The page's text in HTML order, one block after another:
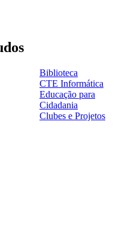
link1.png
Biblioteca
cte2.png
CTE Informática
logo_epc_2.png
Educação para
Cidadania
Clubes e Projetos